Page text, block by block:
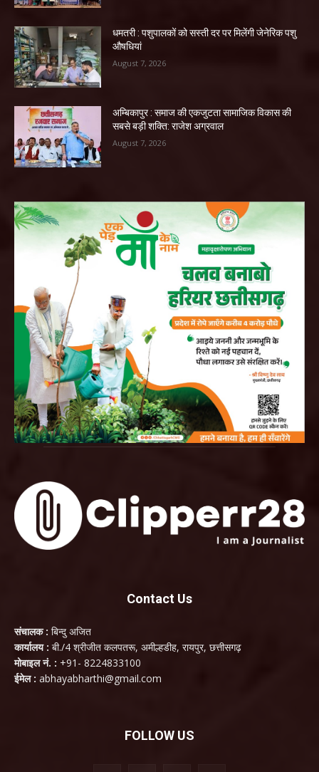
धमतरी : पशुपालकों को सस्ती दर पर मिलेंगी जेनेरिक पशु
औषधियां
August 7, 2026
अम्बिकापुर : समाज की एकजुटता सामाजिक विकास की
सबसे बड़ी शक्ति: राजेश अग्रवाल
August 7, 2026
Contact Us
संचालक : बिन्दु अजित
कार्यालय : बी./4 श्रीजीत कलपतरू, अमील्हडीह, रायपुर, छत्तीसगढ़
मोबाइल नं. : +91- 8224833100
ईमेल : abhayabharthi@gmail.com
FOLLOW US